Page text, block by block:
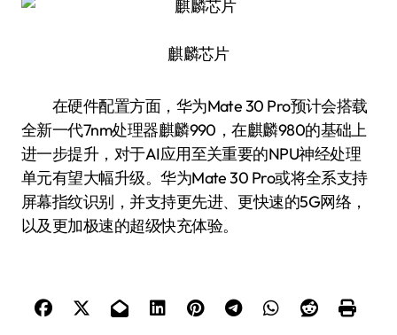
麒麟芯片
在硬件配置方面，华为Mate 30 Pro预计会搭载
全新一代7nm处理器麒麟990，在麒麟980的基础上
进一步提升，对于AI应用至关重要的NPU神经处理
单元有望大幅升级。华为Mate 30 Pro或将全系支持
屏幕指纹识别，并支持更先进、更快速的5G网络，
以及更加极速的超级快充体验。